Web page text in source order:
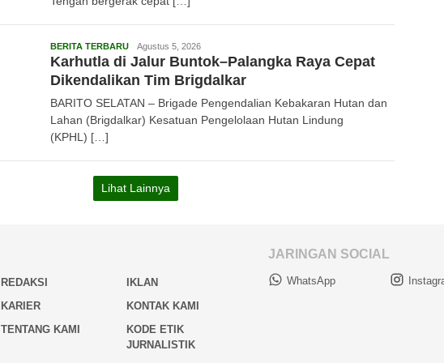
BERITA TERBARURedaksi
Agustus 5, 2026
Karhutla di Jalur Buntok–Palangka Raya Cepat
Dikendalikan Tim Brigdalkar
BARITO SELATAN – Brigade Pengendalian Kebakaran Hutan dan
Lahan (Brigdalkar) Kesatuan Pengelolaan Hutan Lindung
(KPHL) […]
Lihat Lainnya
REDAKSI
IKLAN
KARIER
KONTAK KAMI
TENTANG KAMI
KODE ETIK
JURNALISTIK
JARINGAN SOCIAL
WhatsApp